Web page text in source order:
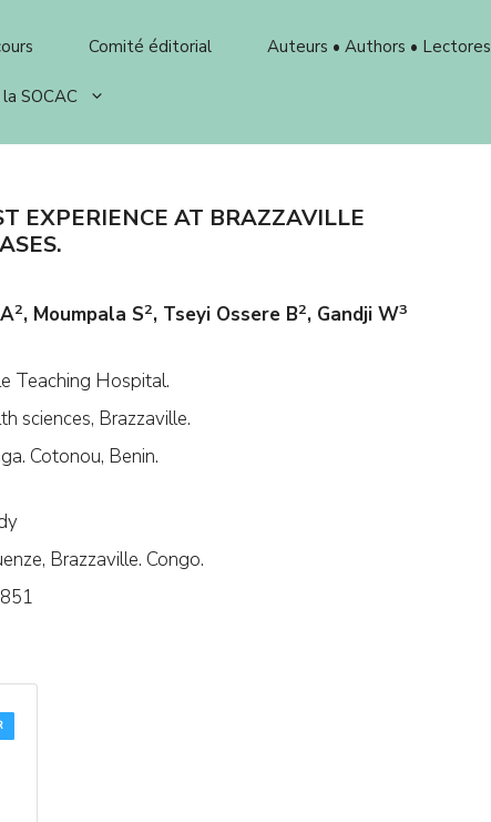
Comité éditorial Auteurs • Authors • Lectores
SOCAC
EXPERIENCE AT BRAZZAVILLE
2, Moumpala S2, Tseyi Ossere B2, Gandji W3
Teaching Hospital.
sciences, Brazzaville.
Cotonou, Benin.
Brazzaville. Congo.